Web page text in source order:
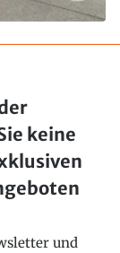
keine
und